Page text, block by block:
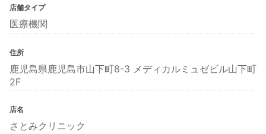
店舗タイプ
医療機関
住所
鹿児島県鹿児島市山下町8-3 メディカルミュゼビル山下町
2F
店名
さとみクリニック